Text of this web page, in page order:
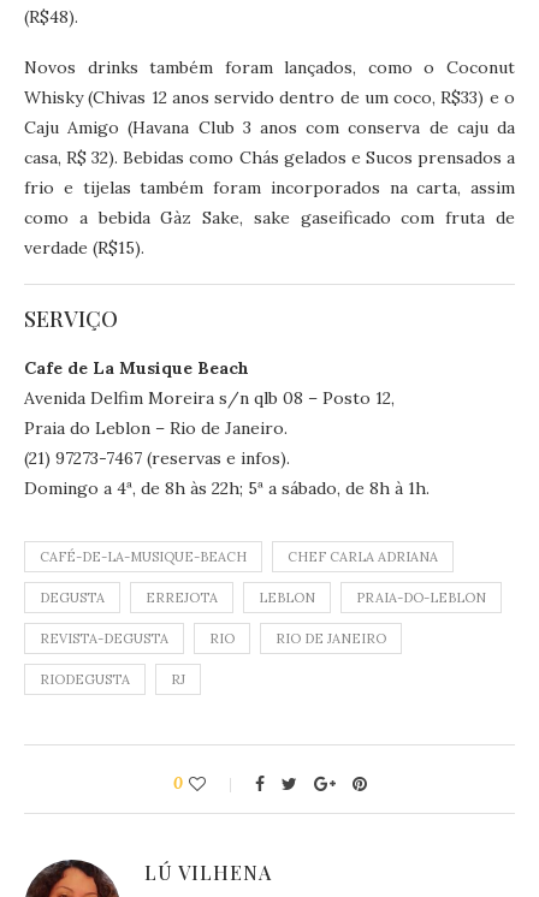
(R$48).
Novos drinks também foram lançados, como o Coconut
Whisky (Chivas 12 anos servido dentro de um coco, R$33) e o
Caju Amigo (Havana Club 3 anos com conserva de caju da
casa, R$ 32). Bebidas como Chás gelados e Sucos prensados a
frio e tijelas também foram incorporados na carta, assim
como a bebida Gàz Sake, sake gaseificado com fruta de
verdade (R$15).
SERVIÇO
Cafe de La Musique Beach
Avenida Delfim Moreira s/n qlb 08 – Posto 12,
Praia do Leblon – Rio de Janeiro.
(21) 97273-7467 (reservas e infos).
Domingo a 4ª, de 8h às 22h; 5ª a sábado, de 8h à 1h.
CAFÉ-DE-LA-MUSIQUE-BEACH CHEF CARLA ADRIANA
DEGUSTA ERREJOTA LEBLON PRAIA-DO-LEBLON
REVISTA-DEGUSTA RIO RIO DE JANEIRO
RIODEGUSTA RJ
0
LÚ VILHENA